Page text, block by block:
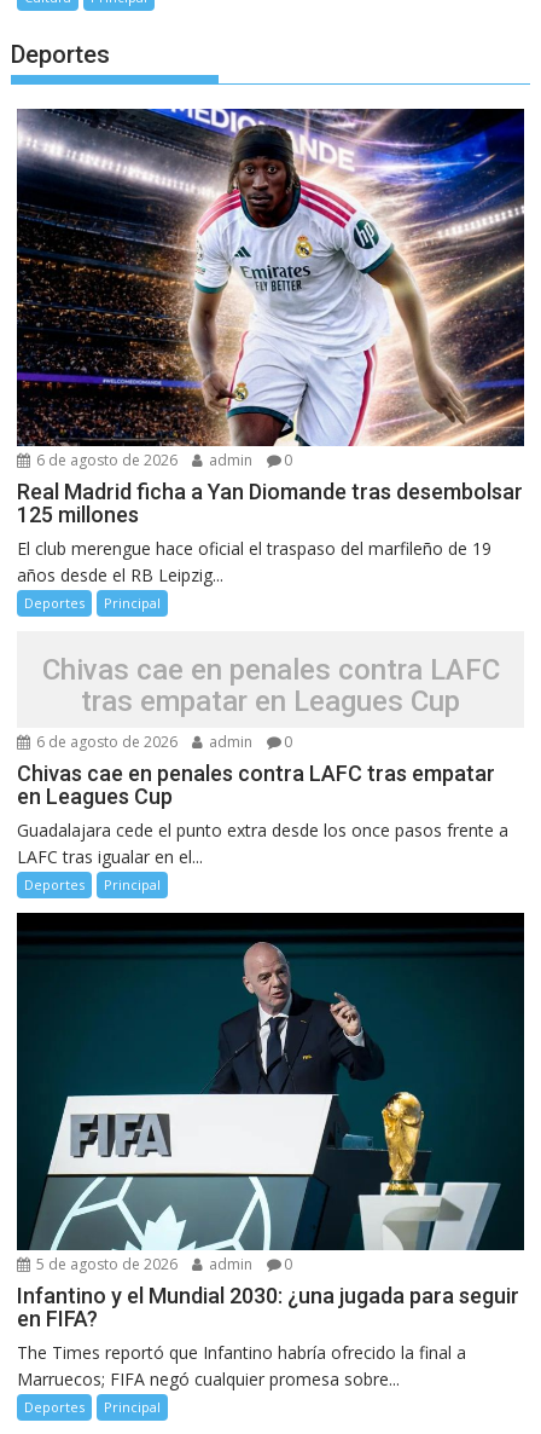
Deportes
6 de agosto de 2026 admin 0
Real Madrid ficha a Yan Diomande tras desembolsar
125 millones
El club merengue hace oficial el traspaso del marfileño de 19
años desde el RB Leipzig...
Deportes Principal
Chivas cae en penales contra LAFC
tras empatar en Leagues Cup
6 de agosto de 2026 admin 0
Chivas cae en penales contra LAFC tras empatar
en Leagues Cup
Guadalajara cede el punto extra desde los once pasos frente a
LAFC tras igualar en el...
Deportes Principal
5 de agosto de 2026 admin 0
Infantino y el Mundial 2030: ¿una jugada para seguir
en FIFA?
The Times reportó que Infantino habría ofrecido la final a
Marruecos; FIFA negó cualquier promesa sobre...
Deportes Principal